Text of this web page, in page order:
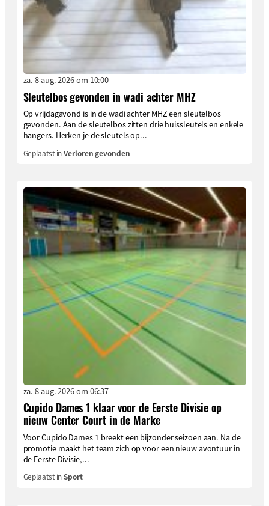
za. 8 aug. 2026 om 10:00
Sleutelbos gevonden in wadi achter MHZ
Op vrijdagavond is in de wadi achter MHZ een sleutelbos
gevonden. Aan de sleutelbos zitten drie huissleutels en enkele
hangers. Herken je de sleutels op...
Geplaatst inVerloren gevonden
za. 8 aug. 2026 om 06:37
Cupido Dames 1 klaar voor de Eerste Divisie op
nieuw Center Court in de Marke
Voor Cupido Dames 1 breekt een bijzonder seizoen aan. Na de
promotie maakt het team zich op voor een nieuw avontuur in
de Eerste Divisie,...
Geplaatst inSport